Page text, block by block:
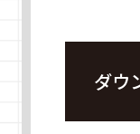
ダウ